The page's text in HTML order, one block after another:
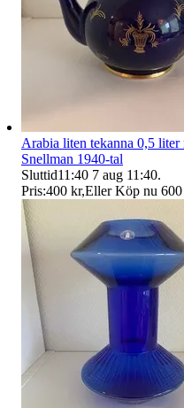
Arabia liten tekanna 0,5
Snellman 1940-tal
Sluttid11:40 7 aug 11:40.
Pris:400 kr,Eller Köp nu